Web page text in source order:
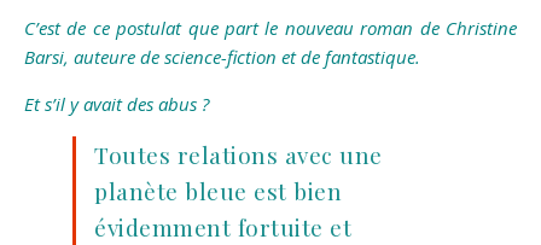
C’est de ce postulat que part le nouveau roman de Christine
Barsi, auteure de science-fiction et de fantastique.
Et s’il y avait des abus ?
Toutes relations avec une
planète bleue est bien
évidemment fortuite et